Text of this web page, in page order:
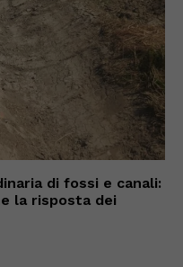
di fossi e canali:
la risposta dei